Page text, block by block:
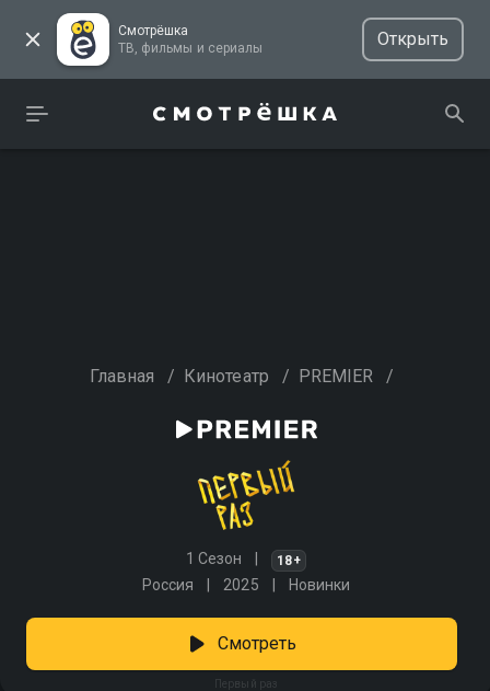
Смотрёшка
ТВ, фильмы и сериалы
Открыть
Главная / Кинотеатр / PREMIER /
1 Сезон 18+
Россия 2025 Новинки
Первый раз
Смотреть